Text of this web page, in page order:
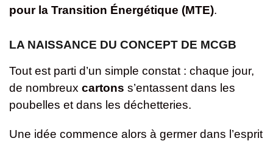
pour la Transition Énergétique (MTE).
LA NAISSANCE DU CONCEPT DE MCGB
Tout est parti d’un simple constat : chaque jour,
de nombreux cartons s’entassent dans les
poubelles et dans les déchetteries.
Une idée commence alors à germer dans l’esprit